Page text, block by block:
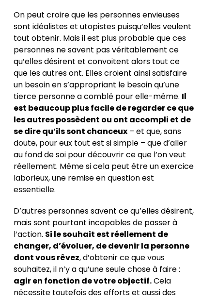
On peut croire que les personnes envieuses
sont idéalistes et utopistes puisqu’elles veulent
tout obtenir. Mais il est plus probable que ces
personnes ne savent pas véritablement ce
qu’elles désirent et convoitent alors tout ce
que les autres ont. Elles croient ainsi satisfaire
un besoin en s’appropriant le besoin qu’une
tierce personne a comblé pour elle-même. Il
est beaucoup plus facile de regarder ce que
les autres possèdent ou ont accompli et de
se dire qu’ils sont chanceux – et que, sans
doute, pour eux tout est si simple – que d’aller
au fond de soi pour découvrir ce que l’on veut
réellement. Même si cela peut être un exercice
laborieux, une remise en question est
essentielle.
D’autres personnes savent ce qu’elles désirent,
mais sont pourtant incapables de passer à
l’action. Si le souhait est réellement de
changer, d’évoluer, de devenir la personne
dont vous rêvez, d’obtenir ce que vous
souhaitez, il n’y a qu’une seule chose à faire :
agir en fonction de votre objectif.Cela
nécessite toutefois des efforts et aussi des